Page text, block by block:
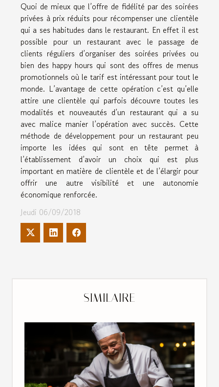
Quoi de mieux que l’offre de fidélité par des soirées
privées à prix réduits pour récompenser une clientèle
qui a ses habitudes dans le restaurant. En effet il est
possible pour un restaurant avec le passage de
clients réguliers d’organiser des soirées privées ou
bien des happy hours qui sont des offres de menus
promotionnels où le tarif est intéressant pour tout le
monde. L’avantage de cette opération c’est qu’elle
attire une clientèle qui parfois découvre toutes les
modalités et nouveautés d’un restaurant qui a su
avec malice manier l’opération avec succès. Cette
méthode de développement pour un restaurant peu
importe les idées qui sont en tête permet à
l’établissement d’avoir un choix qui est plus
important en matière de clientèle et de l’élargir pour
offrir une autre visibilité et une autonomie
économique renforcée.
Jeudi 06/09/2018
SIMILAIRE